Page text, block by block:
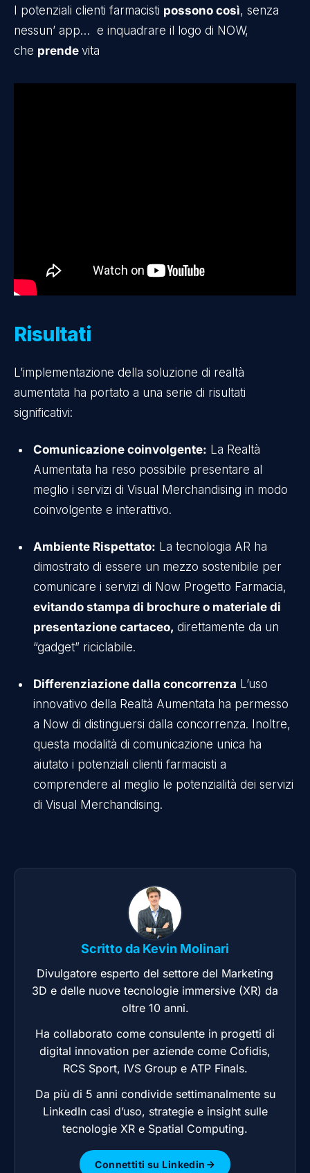
I potenziali clienti farmacisti possono così, senza
nessun’ app… e inquadrare il logo di NOW,
che prende vita
Risultati
L’implementazione della soluzione di realtà
aumentata ha portato a una serie di risultati
significativi:
Comunicazione coinvolgente: La Realtà
Aumentata ha reso possibile presentare al
meglio i servizi di Visual Merchandising in modo
coinvolgente e interattivo.
Ambiente Rispettato: La tecnologia AR ha
dimostrato di essere un mezzo sostenibile per
comunicare i servizi di Now Progetto Farmacia,
evitando stampa di brochure o materiale di
presentazione cartaceo, direttamente da un
“gadget” riciclabile.
Differenziazione dalla concorrenza L’uso
innovativo della Realtà Aumentata ha permesso
a Now di distinguersi dalla concorrenza. Inoltre,
questa modalità di comunicazione unica ha
aiutato i potenziali clienti farmacisti a
comprendere al meglio le potenzialità dei servizi
di Visual Merchandising.
Scritto da Kevin Molinari
Divulgatore esperto del settore del Marketing
3D e delle nuove tecnologie immersive (XR) da
oltre 10 anni.
Ha collaborato come consulente in progetti di
digital innovation per aziende come Cofidis,
RCS Sport, IVS Group e ATP Finals.
Da più di 5 anni condivide settimanalmente su
LinkedIn casi d’uso, strategie e insight sulle
tecnologie XR e Spatial Computing.
Connettiti su Linkedin